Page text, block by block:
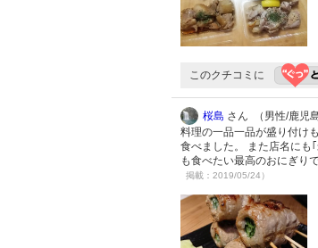
このクチコミに
桜島 さん （男性/鹿児
料理の一品一品が盛り付け
食べました。 また店名にも
も食べたい最高のおにぎり
掲載：2019/05/24）